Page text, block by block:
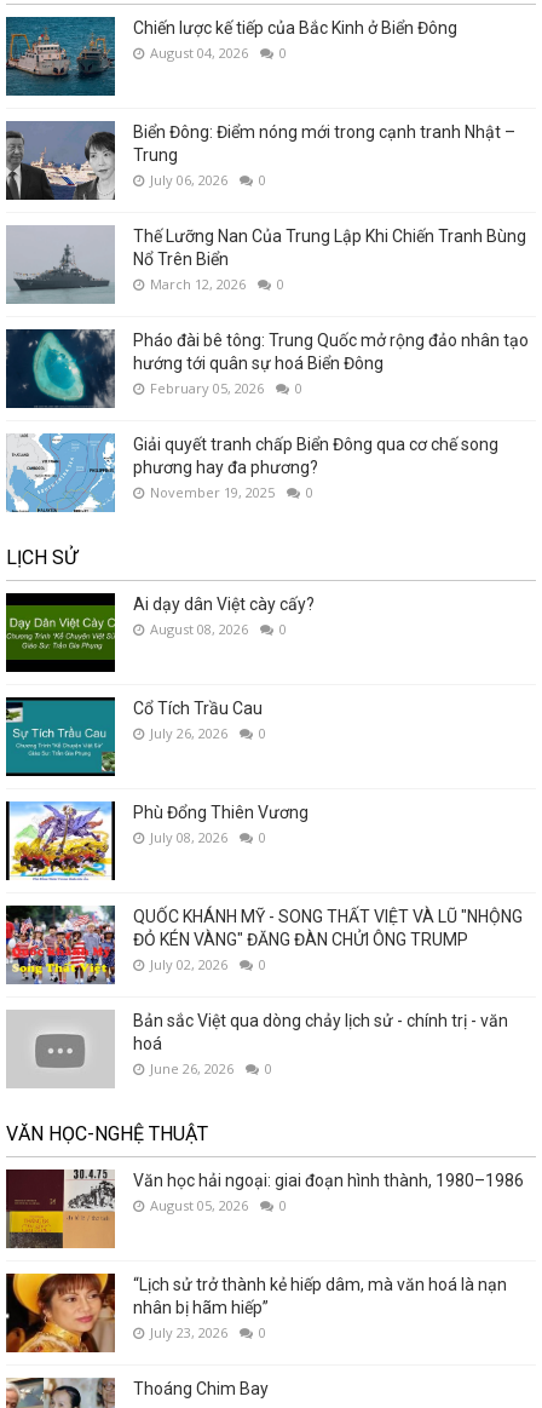
Chiến lược kế tiếp của Bắc Kinh ở Biển Đông
August 04, 2026 0
Biển Đông: Điểm nóng mới trong cạnh tranh Nhật –
Trung
July 06, 2026 0
Thế Lưỡng Nan Của Trung Lập Khi Chiến Tranh Bùng
Nổ Trên Biển
March 12, 2026 0
Pháo đài bê tông: Trung Quốc mở rộng đảo nhân tạo
hướng tới quân sự hoá Biển Đông
February 05, 2026 0
Giải quyết tranh chấp Biển Đông qua cơ chế song
phương hay đa phương?
November 19, 2025 0
LỊCH SỬ
Ai dạy dân Việt cày cấy?
August 08, 2026 0
Cổ Tích Trầu Cau
July 26, 2026 0
Phù Đổng Thiên Vương
July 08, 2026 0
QUỐC KHÁNH MỸ - SONG THẤT VIỆT VÀ LŨ "NHỘNG
ĐỎ KÉN VÀNG" ĐĂNG ĐÀN CHỬI ÔNG TRUMP
July 02, 2026 0
Bản sắc Việt qua dòng chảy lịch sử - chính trị - văn
hoá
June 26, 2026 0
VĂN HỌC-NGHỆ THUẬT
Văn học hải ngoại: giai đoạn hình thành, 1980–1986
August 05, 2026 0
“Lịch sử trở thành kẻ hiếp dâm, mà văn hoá là nạn
nhân bị hãm hiếp”
July 23, 2026 0
Thoáng Chim Bay